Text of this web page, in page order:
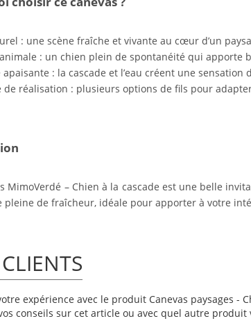
: une scène fraîche et vivante au cœur d’un
: un chien plein de spontanéité qui apporte
: la cascade et l’eau créent une sensation
de réalisation : plusieurs options de fils pour
MimoVerdé – Chien à la cascade est une belle
pleine de fraîcheur, idéale pour apporter à votre
expérience avec le produit Canevas paysages
conseils sur cet article ou avec quel autre produit